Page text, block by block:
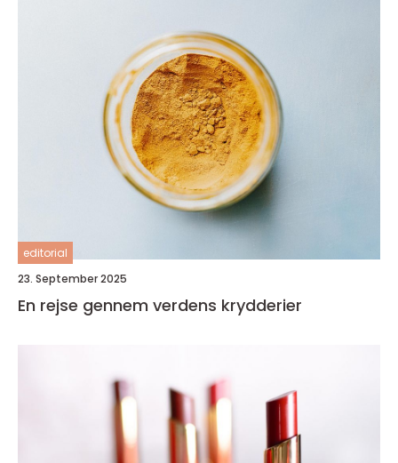
editorial
23. September 2025
En rejse gennem verdens krydderier